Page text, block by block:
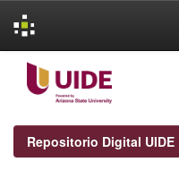
navigation
Repositorio Digital UIDE